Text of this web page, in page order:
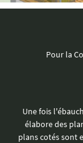
Pour la
Une fois
élabore des
plans cotés sont